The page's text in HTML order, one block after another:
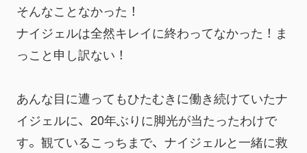
そんなことなかった！
ナイジェルは全然キレイに終わってなかった！ま
っこと申し訳ない！
あんな目に遭ってもひたむきに働き続けていたナ
イジェルに、20年ぶりに脚光が当たったわけで
す。観ているこっちまで、ナイジェルと一緒に救